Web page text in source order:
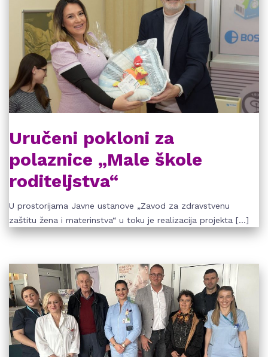
Uručeni pokloni za
polaznice „Male škole
roditeljstva“
U prostorijama Javne ustanove „Zavod za zdravstvenu
zaštitu žena i materinstva“ u toku je realizacija projekta […]